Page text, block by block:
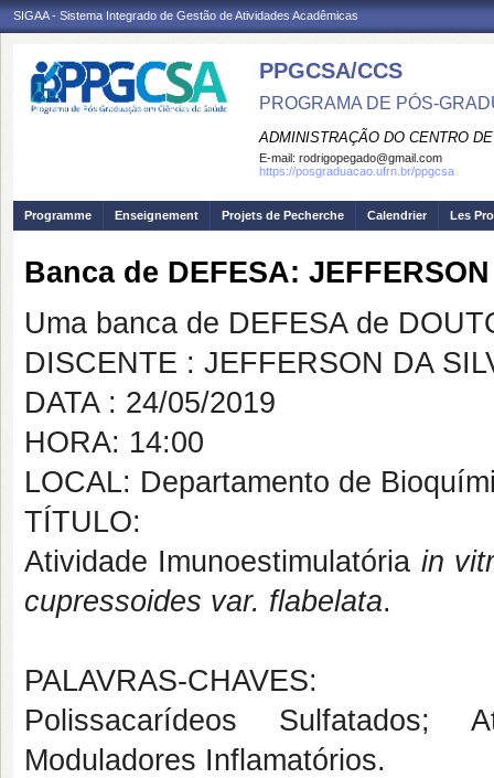
SIGAA - Sistema Integrado de Gestão de Atividades Acadêmicas
PPGCSA/CCS
PROGRAMA DE PÓS-
ADMINISTRAÇÃO DO CENTRO
E-mail: rodrigopegado@gmail.com
https://posgraduacao.ufrn.br/ppgcsa
Programme Enseignement Projets de Pecherche Calendrier Les
Banca de DEFESA:
Uma banca de DEFESA de
DISCENTE : JEFFERSON DA
DATA : 24/05/2019
HORA: 14:00
LOCAL: Departamento de
TÍTULO:
Atividade Imunoestimulatória in
cupressoides var. flabelata.
PALAVRAS-CHAVES:
Polissacarídeos Sulfatados;
Moduladores Inflamatórios.